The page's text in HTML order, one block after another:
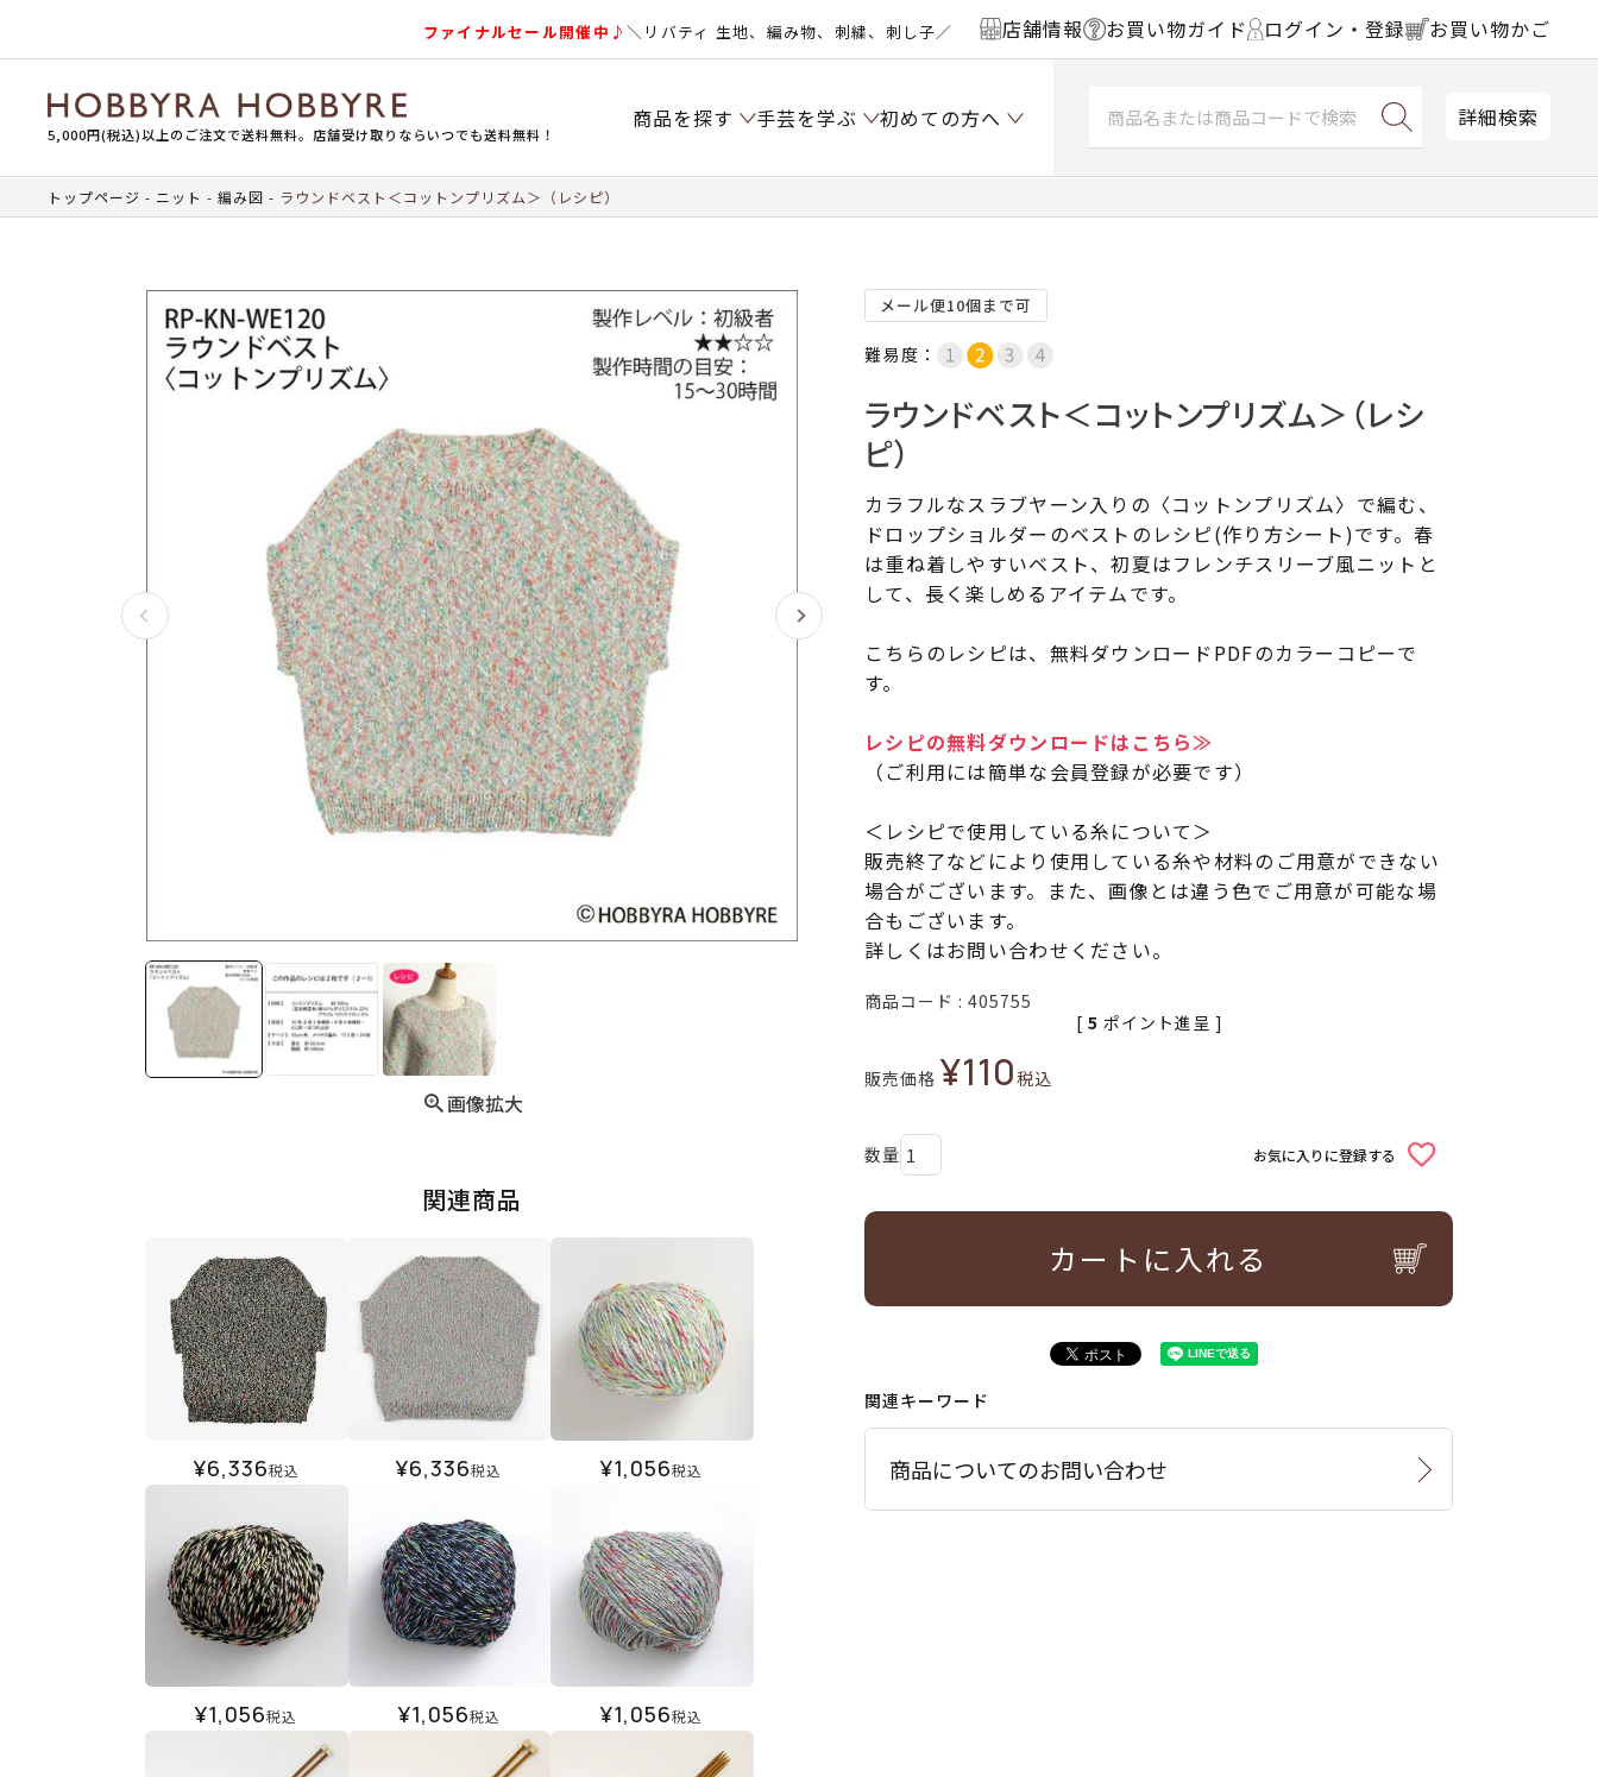
ファイナルセール開催中♪＼リバティ 生地、編み物、刺繍、刺し子／ 店舗情報 お買い物ガイド ログイン・登録 お買い物かご
5,000円(税込)以上のご注文で送料無料。店舗受け取りならいつでも送料無料！
商品を探す 手芸を学ぶ 初めての方へ 詳細検索
トップページ ニット 編み図 ラウンドベスト＜コットンプリズム＞（レシピ）
画像拡大
関連商品
¥6,336税込 ¥6,336税込 ¥1,056税込
¥1,056税込 ¥1,056税込 ¥1,056税込
メール便10個まで可
難易度：
ラウンドベスト＜コットンプリズム＞（レシ
ピ）
カラフルなスラブヤーン入りの〈コットンプリズム〉で編む、
ドロップショルダーのベストのレシピ(作り方シート)です。春
は重ね着しやすいベスト、初夏はフレンチスリーブ風ニットと
して、長く楽しめるアイテムです。
こちらのレシピは、無料ダウンロードPDFのカラーコピーで
す。
レシピの無料ダウンロードはこちら≫
（ご利用には簡単な会員登録が必要です）
＜レシピで使用している糸について＞
販売終了などにより使用している糸や材料のご用意ができない
場合がございます。また、画像とは違う色でご用意が可能な場
合もございます。
詳しくはお問い合わせください。
商品コード 405755
販売価格 ¥110税込
[ 5 ポイント進呈 ]
お気に入りに登録する
カートに入れる
関連キーワード
商品についてのお問い合わせ